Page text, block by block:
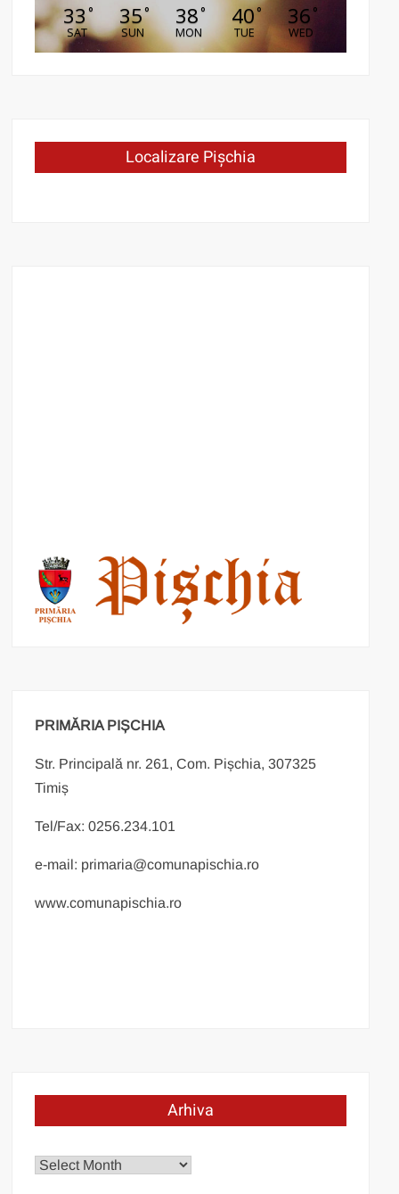
33°
SAT
35°
SUN
38°
MON
40°
TUE
36 °
WED
Localizare Pișchia
PRIMĂRIA PIȘCHIA
Str. Principală nr. 261, Com. Pișchia, 307325
Timiș
Tel/Fax: 0256.234.101
e-mail: primaria@comunapischia.ro
www.comunapischia.ro
Arhiva
Arhiva